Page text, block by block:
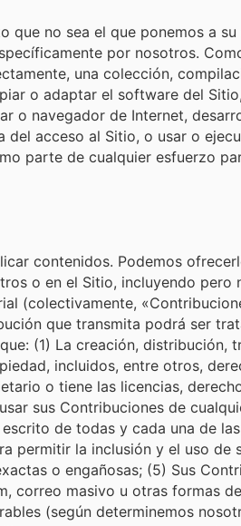
no sea el que ponemos a
por nosotros.
una colección,
o adaptar el software del
o navegador de Internet,
acceso al Sitio, o usar o
parte de cualquier esfuerzo
contenidos. Podemos
o en el Sitio, incluyendo
(colectivamente,
que transmita podrá ser
(1) La creación,
incluidos, entre otros,
o tiene las licencias,
sus Contribuciones de
de todas y cada una de
permitir la inclusión y el uso
o engañosas; (5) Sus
correo masivo u otras formas
(según determinemos